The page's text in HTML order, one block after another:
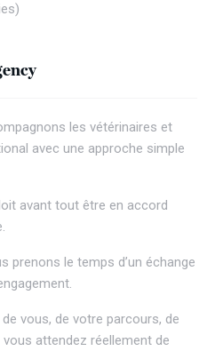
les vétérinaires et
avec une approche simple
avant tout être en accord
prenons le temps d’un échange
vous, de votre parcours, de
attendez réellement de